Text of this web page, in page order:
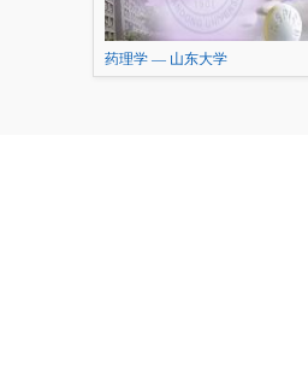
药理学 — 山东大学